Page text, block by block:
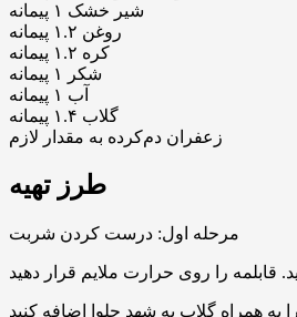
شیر خشک ۱ پیمانه
روغن ۱.۲ پیمانه
کره ۱.۲ پیمانه
شکر ۱ پیمانه
آب ۱ پیمانه
گلاب ۱.۴ پیمانه
زعفران دم‌کرده به مقدار لازم
طرز تهیه
مرحله اول: درست کردن شربت